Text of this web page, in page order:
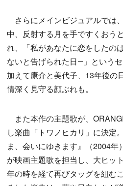
さらにメインビジュアルでは
中、反射する月を手ですくおう
れ、「私があなたに恋をしたの
ないと告げられた日―」というセ
加えて康介と美代子、13年後の
情深く見守る顔ぶれも。
また本作の主題歌が、
し楽曲「トワノヒカリ」に決定
ま、会いにゆきます』（2004
が映画主題歌を担当し、大ヒッ
年の時を経て再びタッグを組む